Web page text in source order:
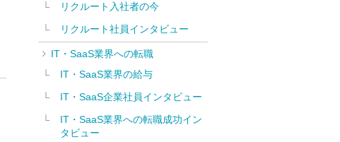
リクルート入社者の今
リクルート社員インタビュー
IT・SaaS業界への転職
IT・SaaS業界の給与
IT・SaaS企業社員インタビュー
IT・SaaS業界への転職成功イン
タビュー